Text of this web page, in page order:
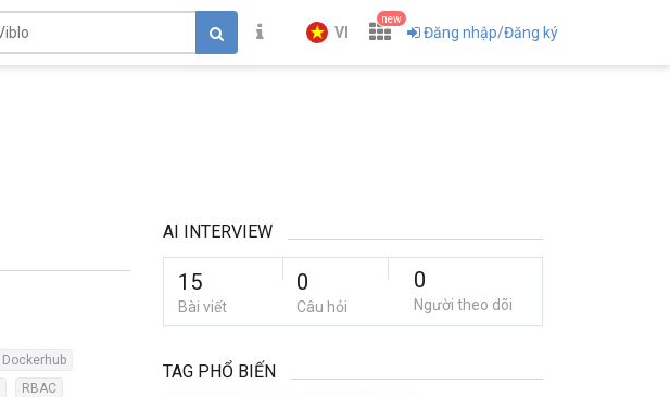
VI
new
Đăng nhập/Đăng ký
Dockerhub
RBAC
AI INTERVIEW
15
Bài viết
0
Câu hỏi
0
Người theo dõi
TAG PHỔ BIẾN